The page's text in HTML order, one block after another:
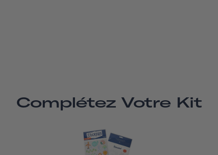
Complétez Votre Kit